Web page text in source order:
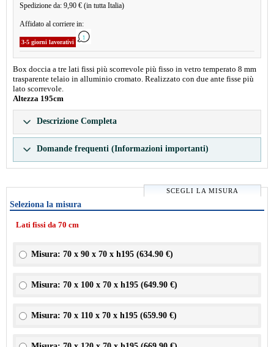
Spedizione da: 9,90 € (in tutta Italia)
Affidato al corriere in:
3-5 giorni lavorativi
Box doccia a tre lati fissi più scorrevole più fisso in vetro temperato 8 mm
trasparente telaio in alluminio cromato. Realizzato con due ante fisse più
lato scorrevole.
Altezza 195cm
Descrizione Completa
Domande frequenti (Informazioni importanti)
SCEGLI LA MISURA
Seleziona la misura
Lati fissi da 70 cm
Misura: 70 x 90 x 70 x h195 (634.90 €)
Misura: 70 x 100 x 70 x h195 (649.90 €)
Misura: 70 x 110 x 70 x h195 (659.90 €)